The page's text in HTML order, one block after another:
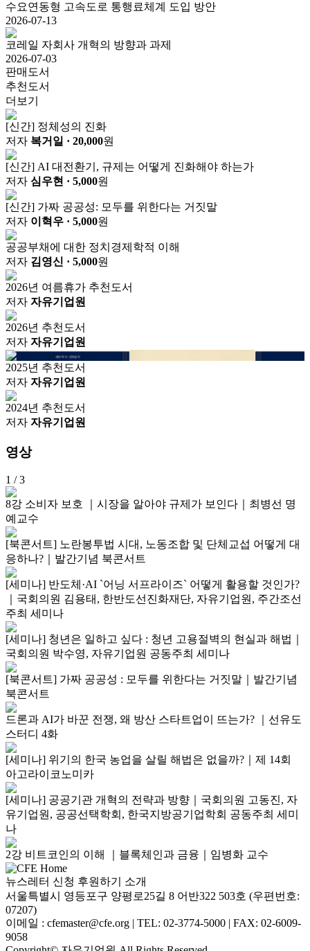
수요연동형 고속도로 통행료체계 도입 방안
2026-07-13
코레일 자회사 개혁의 방향과 과제
2026-07-03
판매도서
추천도서
더보기
[신간] 정체성의 진화
저자 복거일 · 20,000원
[신간] AI 대전환기, 규제는 어떻게 진화해야 하는가
저자 심우현 · 5,000원
[신간] 가짜 공공성: 모두를 위한다는 거짓말
저자 이혁우 · 5,000원
공공부채에 대한 정치경제학적 이해
저자 김영신 · 5,000원
2026년 여름휴가 추천도서
저자 자유기업원
2026년 추천도서
저자 자유기업원
2025년 추천도서
저자 자유기업원
2024년 추천도서
저자 자유기업원
영상
1 / 3
8강 소비자 보호 ｜시장을 알아야 규제가 보인다｜최병선 명
예교수
[북콘서트] 노란봉투법 시대, 노동조합 및 단체교섭 어떻게 대
응하나?｜발간기념 북콘서트
[세미나] 반도체·AI `어닝 서프라이즈` 어떻게 활용할 것인가?
｜국회의원 김용태, 한반도선진화재단, 자유기업원, 주간조선
주최 세미나
[세미나] 청년은 일하고 싶다 : 청년 고용절벽의 현실과 해법｜
국회의원 박수영, 자유기업원 공동주최 세미나
[북콘서트] 가짜 공공성 : 모두를 위한다는 거짓말｜발간기념
북콘서트
드론과 AI가 바꾼 전쟁, 왜 방산 스타트업이 뜨는가? ｜선유도
스터디 4화
[세미나] 위기의 한국 농업을 살릴 해법은 없을까?｜제 14회
아고라이코노미카
[세미나] 공공기관 개혁의 전략과 방향｜국회의원 고동진, 자
유기업원, 공공선택학회, 한국지방공기업학회 공동주최 세미
나
2강 비트코인의 이해 ｜블록체인과 금융｜임병화 교수
뉴스레터 신청 후원하기
소개
서울특별시 영등포구 양평로25길 8 어반322 503호 (우편번호:
07207)
이메일 : cfemaster@cfe.org
TEL: 02-3774-5000
FAX: 02-6009-
9058